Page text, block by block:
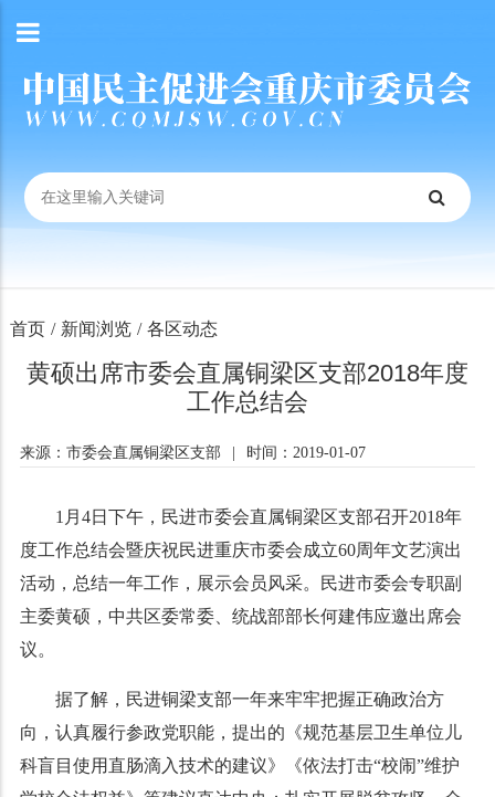
首页 / 新闻浏览 / 各区动态
黄硕出席市委会直属铜梁区支部2018年度
工作总结会
来源：市委会直属铜梁区支部 时间：2019-01-07
1月4日下午，民进市委会直属铜梁区支部召开2018年
度工作总结会暨庆祝民进重庆市委会成立60周年文艺演出
活动， 总结一年工作，展示会员风采。民进市委会专职副
主委黄硕， 中共区委常委、统战部部长何建伟应邀出席会
议。
据了解，民进铜梁支部一年来牢牢把握正确政治方
向，认真履行参政党职能，提出的《规范基层卫生单位儿
科盲目使用直肠滴入技术的建议》《依法打击“校闹”维护